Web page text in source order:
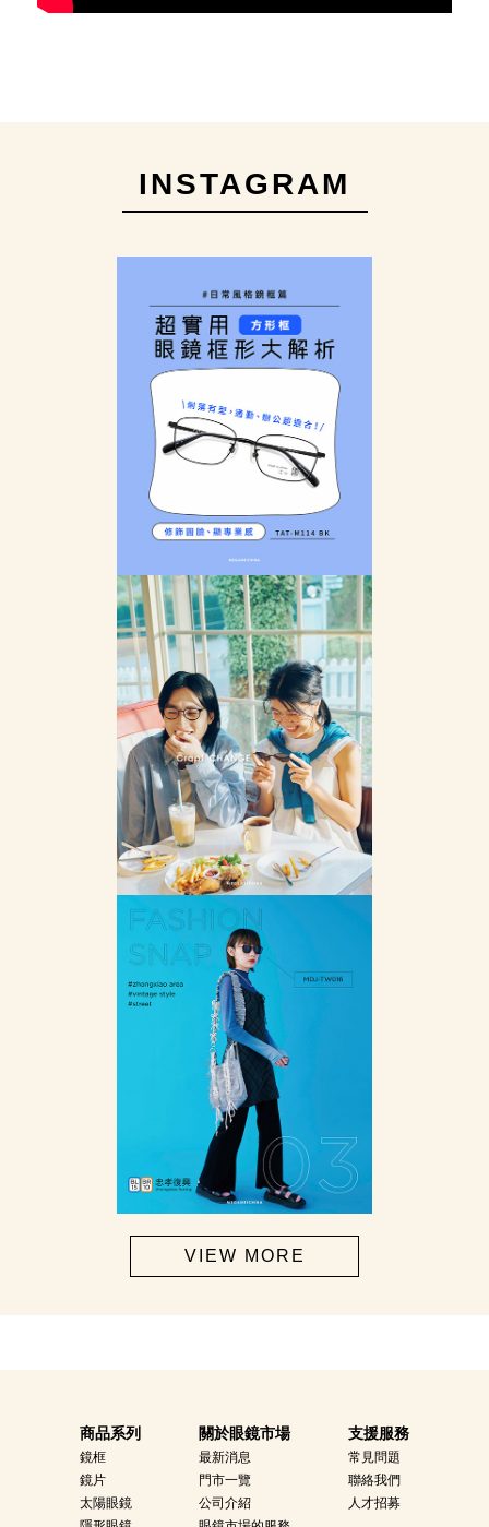
INSTAGRAM
VIEW MORE
商品系列
鏡框
鏡片
太陽眼鏡
關於眼鏡市場
最新消息
門市一覽
公司介紹
支援服務
常見問題
聯絡我們
人才招募